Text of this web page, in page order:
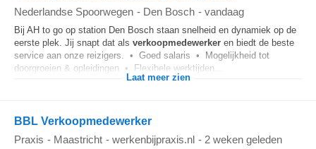
Nederlandse Spoorwegen - Den Bosch - vandaag
Bij AH to go op station Den Bosch staan snelheid en dynamiek op de
eerste plek. Jij snapt dat als verkoopmedewerker en biedt de beste
service aan onze reizigers. • Goed salaris • Mogelijkheid tot
doorgroeien & opleidingen • Flexibele werktijden...
Laat meer zien
BBL Verkoopmedewerker
Praxis - Maastricht - werkenbijpraxis.nl - 2 weken geleden